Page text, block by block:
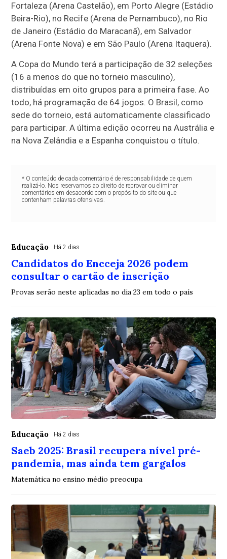
Fortaleza (Arena Castelão), em Porto Alegre (Estádio
Beira-Rio), no Recife (Arena de Pernambuco), no Rio
de Janeiro (Estádio do Maracanã), em Salvador
(Arena Fonte Nova) e em São Paulo (Arena Itaquera).
A Copa do Mundo terá a participação de 32 seleções
(16 a menos do que no torneio masculino),
distribuídas em oito grupos para a primeira fase. Ao
todo, há programação de 64 jogos. O Brasil, como
sede do torneio, está automaticamente classificado
para participar. A última edição ocorreu na Austrália e
na Nova Zelândia e a Espanha conquistou o título.
* O conteúdo de cada comentário é de responsabilidade de quem
realizá-lo. Nos reservamos ao direito de reprovar ou eliminar
comentários em desacordo com o propósito do site ou que
contenham palavras ofensivas.
Educação Há 2 dias
Candidatos do Encceja 2026 podem
consultar o cartão de inscrição
Provas serão neste aplicadas no dia 23 em todo o país
Educação Há 2 dias
Saeb 2025: Brasil recupera nível pré-
pandemia, mas ainda tem gargalos
Matemática no ensino médio preocupa